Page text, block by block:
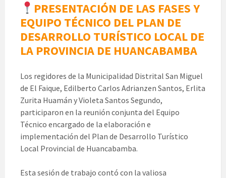
PRESENTACIÓN DE LAS FASES Y
EQUIPO TÉCNICO DEL PLAN DE
DESARROLLO TURÍSTICO LOCAL DE
LA PROVINCIA DE HUANCABAMBA
Los regidores de la Municipalidad Distrital San Miguel
de El Faique, Edilberto Carlos Adrianzen Santos, Erlita
Zurita Huamán y Violeta Santos Segundo,
participaron en la reunión conjunta del Equipo
Técnico encargado de la elaboración e
implementación del Plan de Desarrollo Turístico
Local Provincial de Huancabamba.
Esta sesión de trabajo contó con la valiosa